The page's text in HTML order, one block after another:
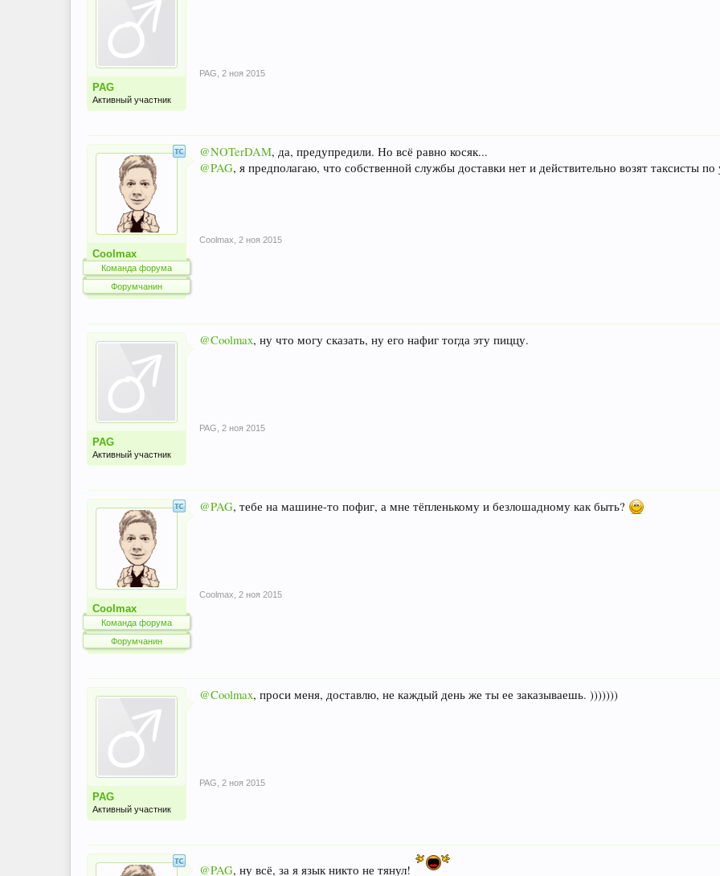
PAG
Активный участник
PAG 2 ноя 2015
Coolmax
Команда форума
Форумчанин
@NOTerDAM, да, предупредили. Но всё равно косяк...
@PAG, я предполагаю, что собственной службы доставки нет и действительно возят таксисты
Coolmax 2 ноя 2015
PAG
Активный участник
@Coolmax, ну что могу сказать, ну его нафиг тогда эту пиццу.
PAG 2 ноя 2015
Coolmax
Команда форума
Форумчанин
@PAG, тебе на машине-то пофиг, а мне тёпленькому и безлошадному как быть?
Coolmax 2 ноя 2015
PAG
Активный участник
@Coolmax, проси меня, доставлю, не каждый день же ты ее заказываешь. )))))))
PAG 2 ноя 2015
@PAG, ну всё, за я язык никто не тянул!